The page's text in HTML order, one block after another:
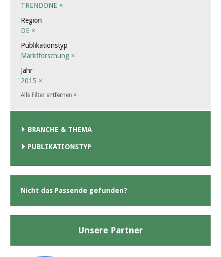
TRENDONE ×
Region
DE ×
Publikationstyp
Marktforschung ×
Jahr
2015 ×
Alle Filter entfernen ×
BRANCHE & THEMA
PUBLIKATIONSTYP
Nicht das Passende gefunden?
Unsere Partner